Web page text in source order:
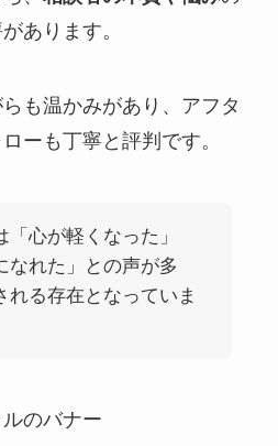
あります。
も温かみがあり、アフタ
ーも丁寧と評判です。
「心が軽くなった」
なれた」との声が多
れる存在となっていま